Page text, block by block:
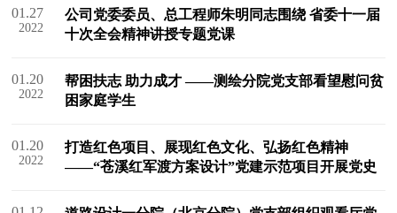
01.27
2022
公司党委委员、总工程师朱明同志围绕 省委十一届
十次全会精神讲授专题党课
01.20
2022
帮困扶志 助力成才 ——测绘分院党支部看望慰问贫
困家庭学生
01.20
2022
打造红色项目、展现红色文化、弘扬红色精神
——“苍溪红军渡方案设计”党建示范项目开展党史